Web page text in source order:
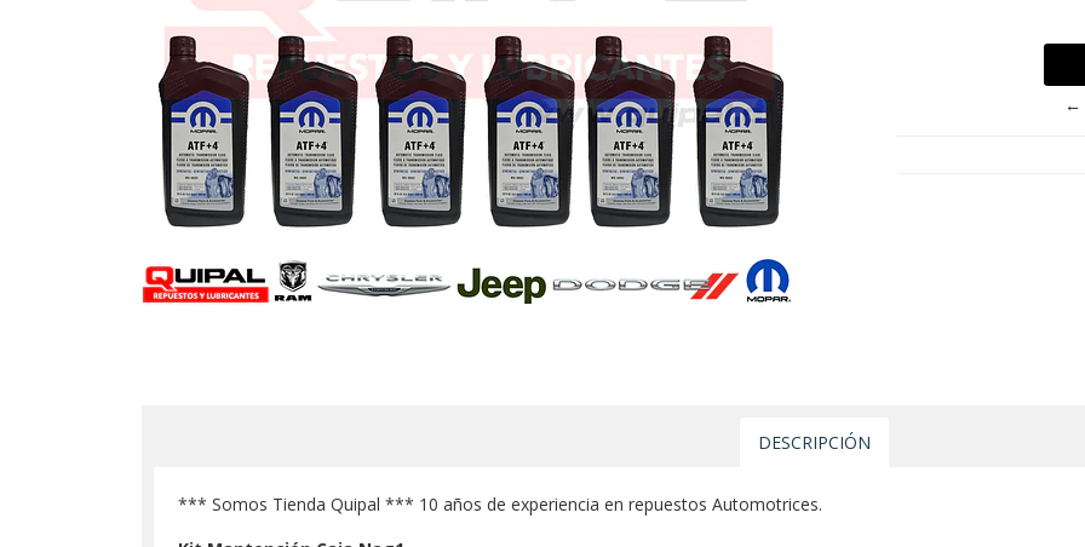
←
DESCRIPCIÓN
*** Somos Tienda Quipal *** 10 años de experiencia en repuestos Automotrices.